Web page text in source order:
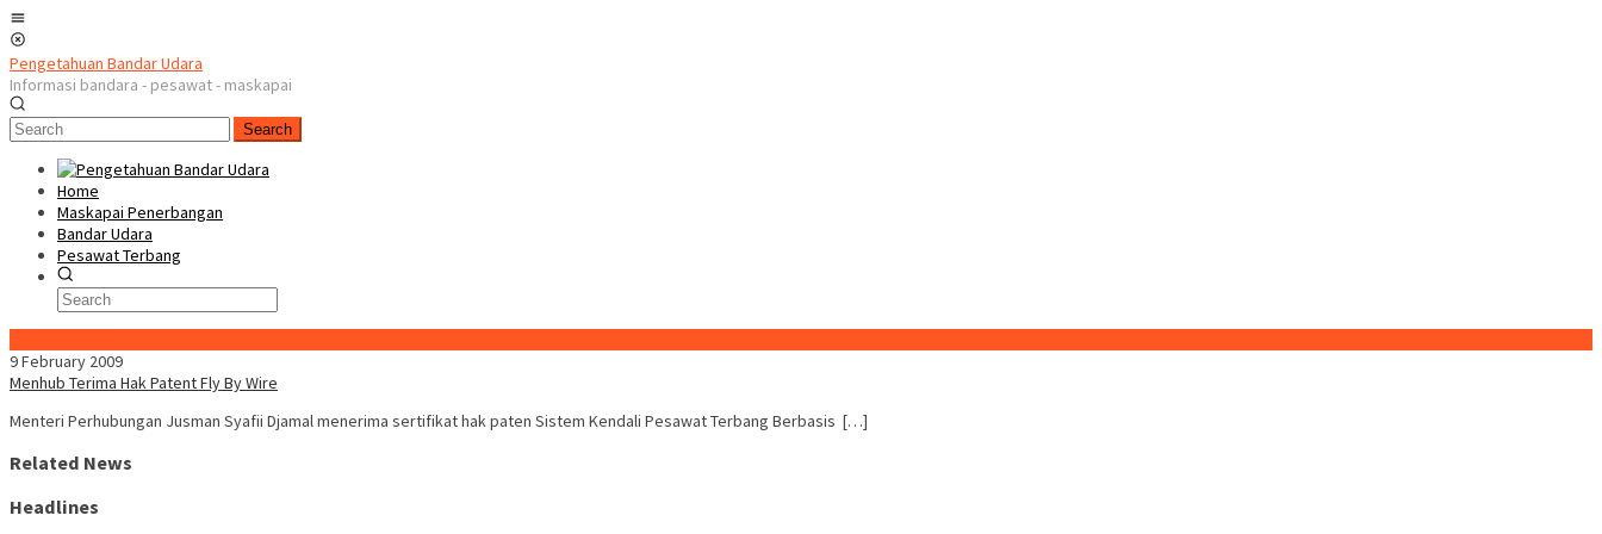
Skip
to
content
Pengetahuan Bandar Udara
Informasi bandara - pesawat - maskapai
Search
Home
Maskapai Penerbangan
Bandar Udara
Pesawat Terbang
9 February 2009
Menhub Terima Hak Patent Fly By Wire
Menteri Perhubungan Jusman Syafii Djamal menerima sertifikat hak paten Sistem Kendali Pesawat Terbang Berbasis […]
Related News
Headlines